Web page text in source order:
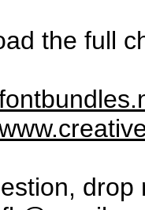
the full
drop